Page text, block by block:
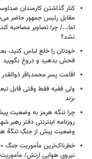
کنار گذاشتن کارمندان
مقابل رئیس جمهور حاضر
اما.../ چرا تصاویر مصاحبه
نشد؟
خودتان را خلع لباس
فحش بدهید و دروغ بگویید
اقامت پسر محمدباقر
ولی فقیه فقط وقتی قابل
بزند
چرا تنگه هرمز به وضعیت
روزنامه اینترنتی دفتر رهبر
وضعیت پیش از جنگِ تنگۀ